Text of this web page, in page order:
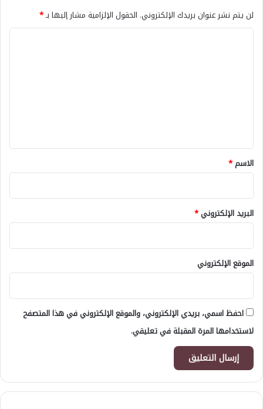
لن يتم نشر عنوان بريدك الإلكتروني. الحقول الإلزامية مشار إليها بـ*
*
الاسم*
البريد الإلكتروني*
الموقع الإلكتروني
احفظ اسمي، بريدي الإلكتروني، والموقع الإلكتروني في هذا المتصفح
لاستخدامها المرة المقبلة في تعليقي.